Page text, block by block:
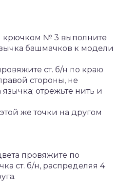
крючком № 3 выполните
башмачков к модели
ст. б/н по краю
стороны, не
отрежьте нить и
же точки на другом
провяжите по
ст. б/н, распределяя 4